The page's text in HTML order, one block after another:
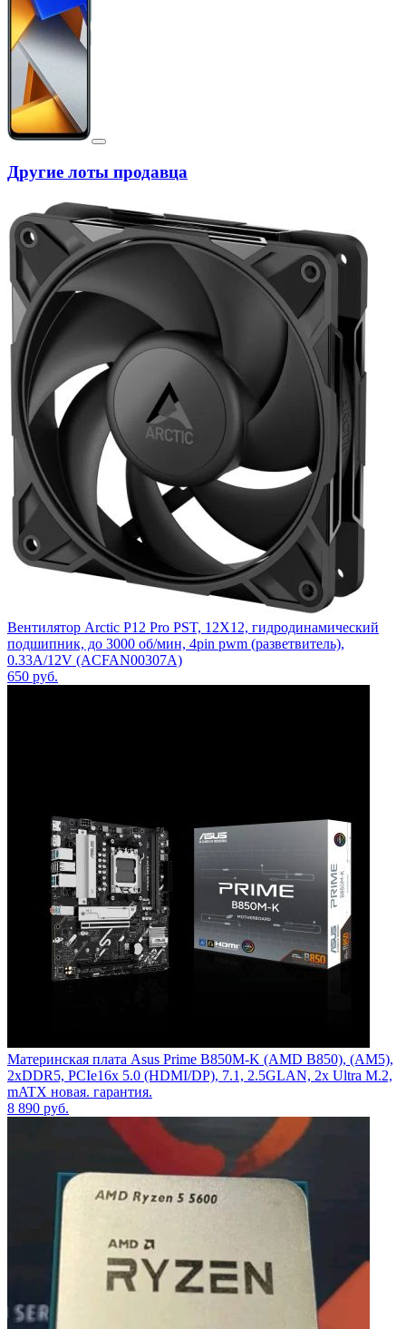
Другие лоты продавца
Вентилятор Arctic P12 Pro PST, 12X12, гидродинамический
подшипник, до 3000 об/мин, 4pin pwm (разветвитель),
0.33A/12V (ACFAN00307A)
650 руб.
Материнская плата Asus Prime B850M-K (AMD B850), (AM5),
2xDDR5, PCIe16x 5.0 (HDMI/DP), 7.1, 2.5GLAN, 2x Ultra M.2,
mATX новая. гарантия.
8 890 руб.